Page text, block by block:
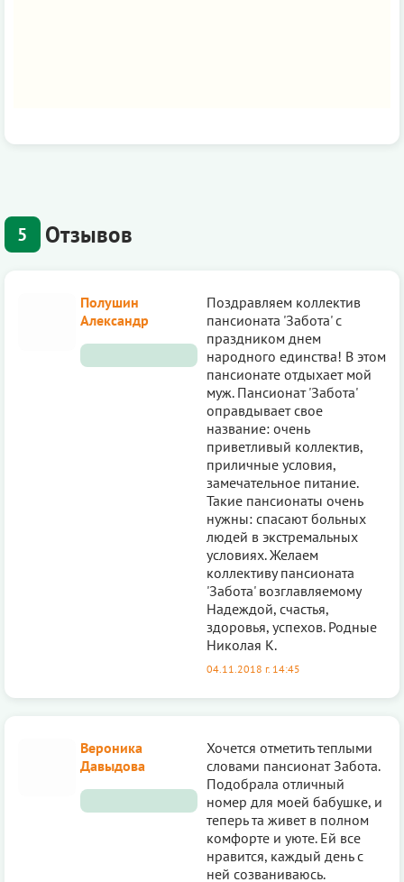
5 Отзывов
Полушин
Александр
Поздравляем коллектив
пансионата 'Забота' с
праздником днем
народного единства! В этом
пансионате отдыхает мой
муж. Пансионат 'Забота'
оправдывает свое
название: очень
приветливый коллектив,
приличные условия,
замечательное питание.
Такие пансионаты очень
нужны: спасают больных
людей в экстремальных
условиях. Желаем
коллективу пансионата
'Забота' возглавляемому
Надеждой, счастья,
здоровья, успехов. Родные
Николая К.
04.11.2018 г. 14:45
Вероника
Давыдова
Хочется отметить теплыми
словами пансионат Забота.
Подобрала отличный
номер для моей бабушке, и
теперь та живет в полном
комфорте и уюте. Ей все
нравится, каждый день с
ней созваниваюсь.